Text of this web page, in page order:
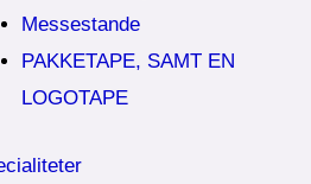
Messestande
PAKKETAPE, SAMT EN
LOGOTAPE